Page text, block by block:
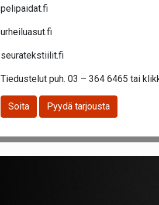
pelipaidat.fi
urheiluasut.fi
seuratekstiilit.fi
Tiedustelut puh. 03 – 364 6465 tai
Soita Pyydä tarjousta